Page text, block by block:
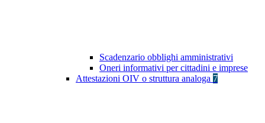
Scadenzario obblighi amministrativi
Oneri informativi per cittadini e imprese
Attestazioni OIV o struttura analoga 7